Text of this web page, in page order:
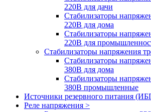
220В для дачи
Стабилизаторы
220В для дома
Стабилизаторы
220В для
Стабилизаторы напряжения
Cтабилизаторы
380В для дома
Стабилизаторы
380В промышленные
Источники резервного питания
Реле напряжения >